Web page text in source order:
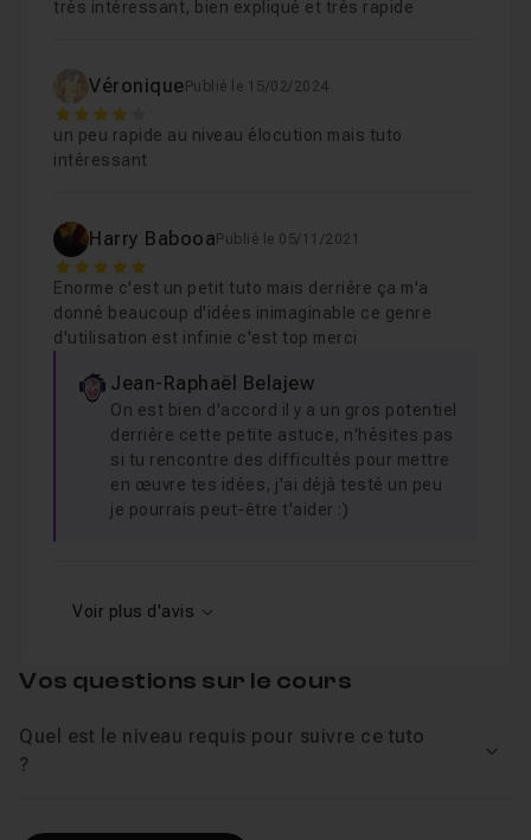
très intéressant, bien expliqué et très rapide
Véronique Publié le 15/02/2024
4
un peu rapide au niveau élocution mais tuto
intéressant
Harry Babooa Publié le 05/11/2021
5
Enorme c'est un petit tuto mais derrière ça m'a
donné beaucoup d'idées inimaginable ce genre
d'utilisation est infinie c'est top merci
Jean-Raphaël Belajew
On est bien d'accord il y a un gros potentiel
derrière cette petite astuce, n'hésites pas
si tu rencontre des difficultés pour mettre
en œuvre tes idées, j'ai déjà testé un peu
je pourrais peut-être t'aider :)
Voir plus d'avis
Vos questions sur le cours
Quel est le niveau requis pour suivre ce tuto
?